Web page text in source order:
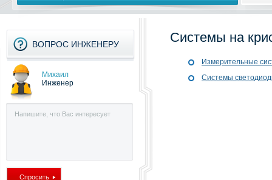
ВОПРОС ИНЖЕНЕРУ
Михаил
Инженер
Системы на
Измерительные
Системы